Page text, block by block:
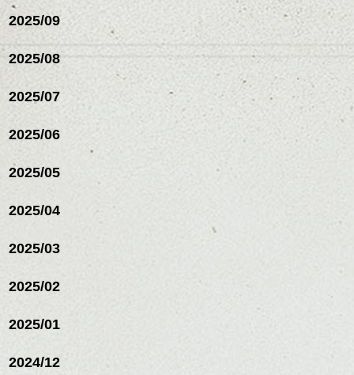
ハンサムショート／ヘッド
スパ／伸びても目立たない
ヘアカラー/ハイライト/ダブ
ルカラー/髪質改善/TOKIOト
リートメント/ブリーチ/イン
ミニボブ/抜け感ショート/バ
ハンサムショート／ヘッド
ヘアカラー/ハイライト/ダブ
リートメント/ブリーチ/イン
ミニボブ/抜け感ショート/バ
2025/09
2025/08
2025/07
2025/06
2025/05
2025/04
2025/03
2025/02
2025/01
2024/12